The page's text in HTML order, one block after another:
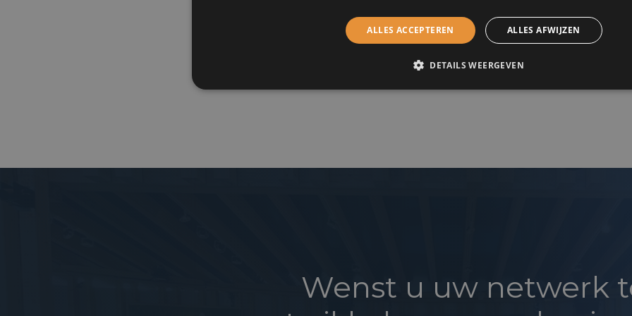
Royal Zoute Golf Club
Sparrendreef 1A – 8300 Knokke – Heist
Wenst u uw netwerk
ALLES ACCEPTEREN ALLES AFWIJZEN
DETAILS WEERGEVEN